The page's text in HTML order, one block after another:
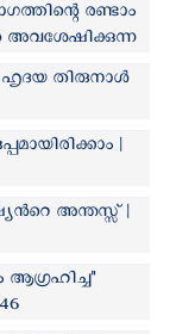
രണ്ടാം
അവശേഷിക്കുന്ന
ഹൃദയ തിരുനാൾ
|
അന്തസ്സ് |